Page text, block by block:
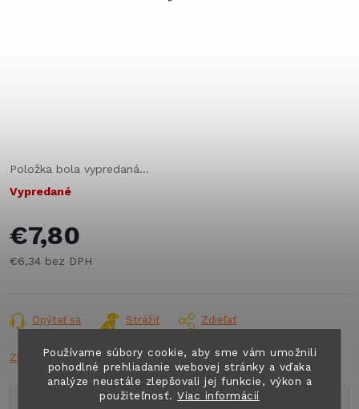
Používame súbory cookie, aby sme vám umožnili
pohodlné prehliadanie webovej stránky a vďaka
analýze neustále zlepšovali jej funkcie, výkon a
použiteľnosť.Viac informácií
Položka bola vypredaná…
Vypredané
€7,80
€6,34 bez DPH
Opýtať sa Strážiť Zdieľať
Značka:FIAMM
Popis produktu